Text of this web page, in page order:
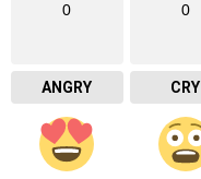
0
ANGRY
0
CRY